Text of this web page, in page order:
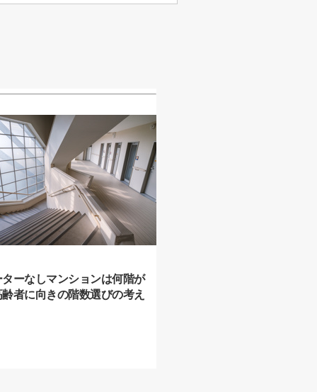
ーなしマンションは何階が
者に向きの階数選びの考え